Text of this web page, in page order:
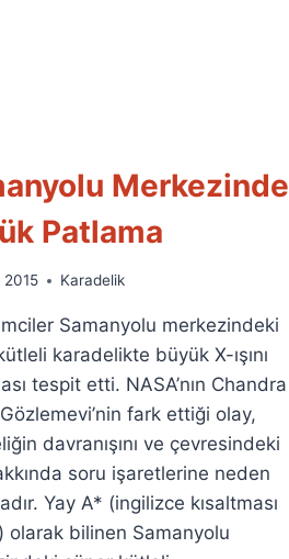
Merkezinde
Patlama
2015 Karadelik
Samanyolu merkezindeki
karadelikte büyük X-ışını
tespit etti. NASA’nın Chandra
Gözlemevi’nin fark ettiği olay,
davranışını ve çevresindeki
soru işaretlerine neden
Yay A* (ingilizce kısaltması
olarak bilinen Samanyolu